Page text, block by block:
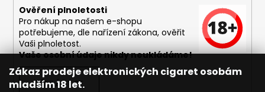
Zákaz prodeje elektronických cigaret osobám
mladším 18 let.
Ověření plnoletosti
Pro nákup na našem e-shopu
potřebujeme, dle nařízení zákona, ověřit
Vaši plnoletost.
Vaše osobní údaje nikdy neukládáme!
PŘIHLÁSIT SE